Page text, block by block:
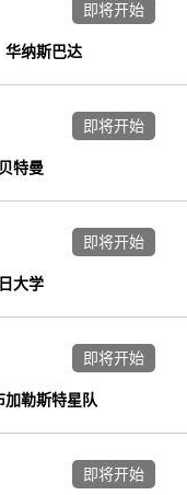
华纳斯巴达
即将开始
贝特曼
即将开始
大学
即将开始
加勒斯特星队
即将开始
即将开始